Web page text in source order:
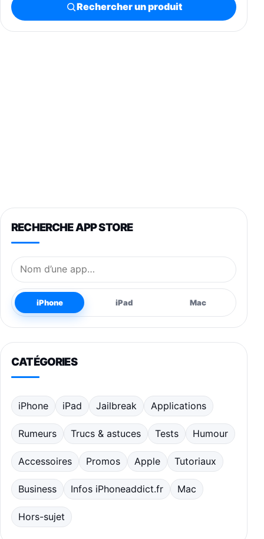
Rechercher un produit
RECHERCHE APP STORE
Nom de l’application
iPhone iPad Mac
CATÉGORIES
iPhone iPad Jailbreak Applications
Rumeurs Trucs & astuces Tests Humour
Accessoires Promos Apple Tutoriaux
Business Infos iPhoneaddict.fr Mac
Hors-sujet